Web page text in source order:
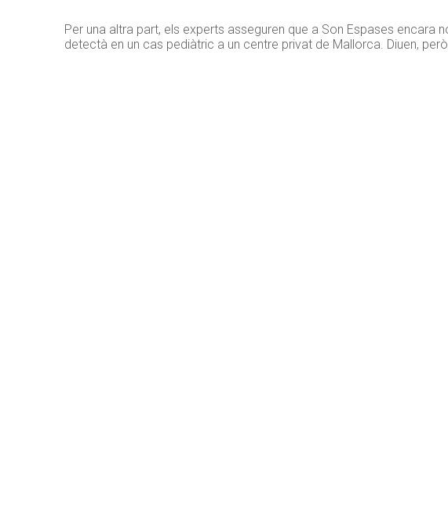
Per una altra part, els experts asseguren que a Son Espases encara
detectà en un cas pediàtric a un centre privat de Mallorca. Diuen,